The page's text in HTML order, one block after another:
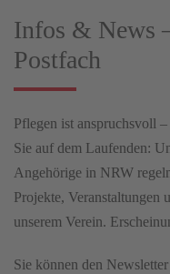
Infos & News
Postfach
Pflegen ist anspruchsvoll
Sie auf dem Laufenden:
Angehörige in NRW
Projekte, Veranstaltungen
unserem Verein.
Sie können den